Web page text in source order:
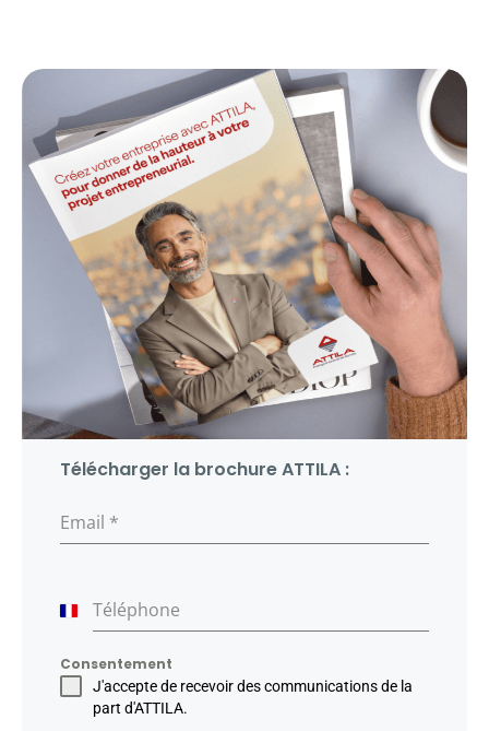
Télécharger la brochure ATTILA :
Email *
Téléphone
France
Consentement
J'accepte de recevoir des communications de la
part d'ATTILA.